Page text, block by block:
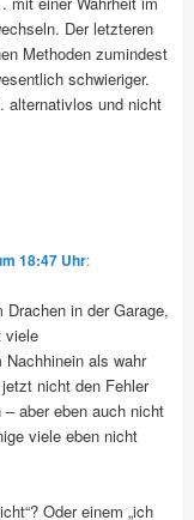
Der letzteren
Methoden zumindest
schwieriger.
alternativlos und nicht
18:47 Uhr:
in der Garage,
viele
als wahr
nicht den Fehler
aber eben auch nicht
viele eben nicht
Oder einem „ich